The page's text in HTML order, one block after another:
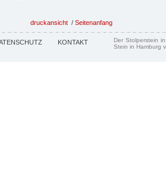
druckansicht / Seitenanfang
KONTAKT
Der Stolperstein
Stein in Hamburg